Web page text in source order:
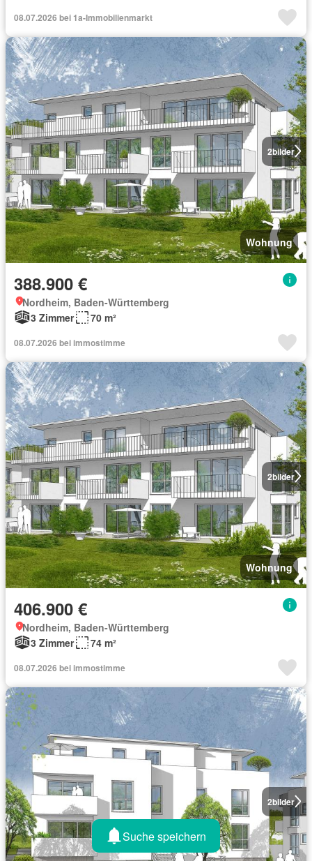
08.07.2026 bei 1a-Immobilienmarkt
2bilder
Wohnung
388.900 €
Nordheim, Baden-Württemberg
3 Zimmer
70 m²
08.07.2026 bei immostimme
2bilder
Wohnung
406.900 €
Nordheim, Baden-Württemberg
3 Zimmer
74 m²
08.07.2026 bei immostimme
2bilder
Suche speichern